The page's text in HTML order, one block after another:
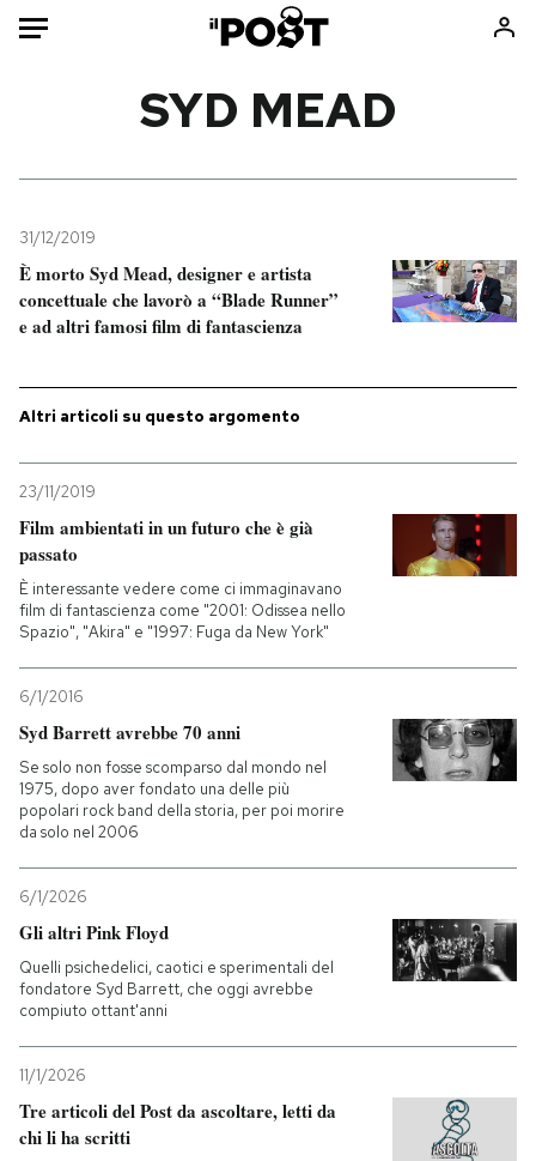
Mondo
Politica
Tecnologia
Internet
Cultura
Consumismi
Storie/Idee
PODCAST
NEWSLETTER
I MIEI PREFERITI
SHOP
CALENDARIO
AREA PERSONALE
SYD MEAD
31/12/2019
È morto Syd Mead, designer e artista
concettuale che lavorò a “Blade Runner”
e ad altri famosi film di fantascienza
Altri articoli su questo argomento
23/11/2019
Film ambientati in un futuro che è già
passato
È interessante vedere come ci immaginavano
film di fantascienza come "2001: Odissea nello
Spazio", "Akira" e "1997: Fuga da New York"
6/1/2016
Syd Barrett avrebbe 70 anni
Se solo non fosse scomparso dal mondo nel
1975, dopo aver fondato una delle più
popolari rock band della storia, per poi morire
da solo nel 2006
6/1/2026
Gli altri Pink Floyd
Quelli psichedelici, caotici e sperimentali del
fondatore Syd Barrett, che oggi avrebbe
compiuto ottant'anni
11/1/2026
Tre articoli del Post da ascoltare, letti da
chi li ha scritti